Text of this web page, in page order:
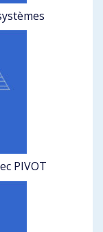
PIVOT